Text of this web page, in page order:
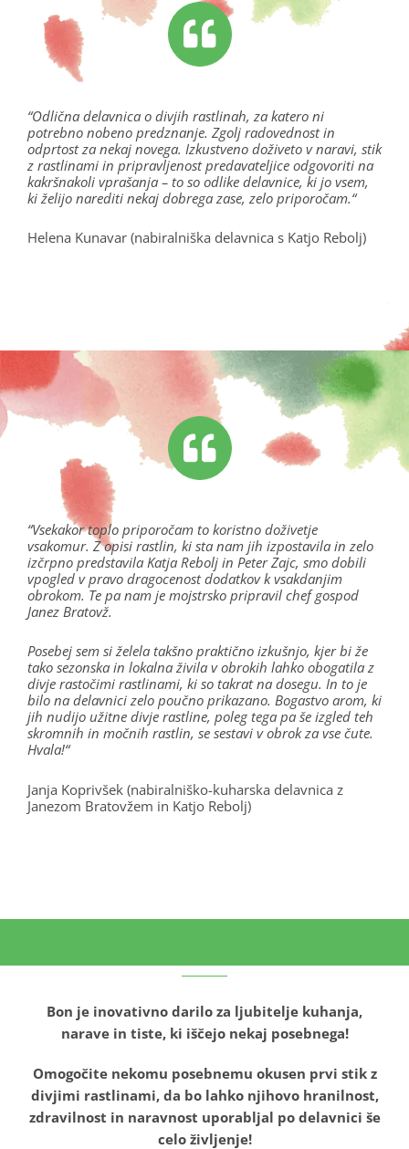
“Odlična delavnica o divjih rastlinah, za katero ni
potrebno nobeno predznanje. Zgolj radovednost in
odprtost za nekaj novega. Izkustveno doživeto v naravi, stik
z rastlinami in pripravljenost predavateljice odgovoriti na
kakršnakoli vprašanja – to so odlike delavnice, ki jo vsem,
ki želijo narediti nekaj dobrega zase, zelo priporočam.“
Helena Kunavar (nabiralniška delavnica s Katjo Rebolj)
“Vsekakor toplo priporočam to koristno doživetje
vsakomur. Z opisi rastlin, ki sta nam jih izpostavila in zelo
izčrpno predstavila Katja Rebolj in Peter Zajc, smo dobili
vpogled v pravo dragocenost dodatkov k vsakdanjim
obrokom. Te pa nam je mojstrsko pripravil chef gospod
Janez Bratovž.
Posebej sem si želela takšno praktično izkušnjo, kjer bi že
tako sezonska in lokalna živila v obrokih lahko obogatila z
divje rastočimi rastlinami, ki so takrat na dosegu. In to je
bilo na delavnici zelo poučno prikazano. Bogastvo arom, ki
jih nudijo užitne divje rastline, poleg tega pa še izgled teh
skromnih in močnih rastlin, se sestavi v obrok za vse čute.
Hvala!“
Janja Koprivšek (nabiralniško-kuharska delavnica z
Janezom Bratovžem in Katjo Rebolj)
Bon je inovativno darilo za ljubitelje kuhanja,
narave in tiste, ki iščejo nekaj posebnega!
Omogočite nekomu posebnemu okusen prvi stik z
divjimi rastlinami, da bo lahko njihovo hranilnost,
zdravilnost in naravnost uporabljal po delavnici še
celo življenje!